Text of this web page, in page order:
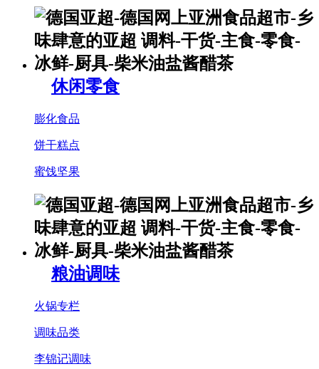
休闲零食
膨化食品
饼干糕点
蜜饯坚果
粮油调味
火锅专栏
调味品类
李锦记调味